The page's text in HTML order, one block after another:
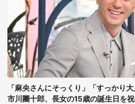
「麻央さんにそっくり」「すっかり
市川團十郎、長女の15歳の誕生日を